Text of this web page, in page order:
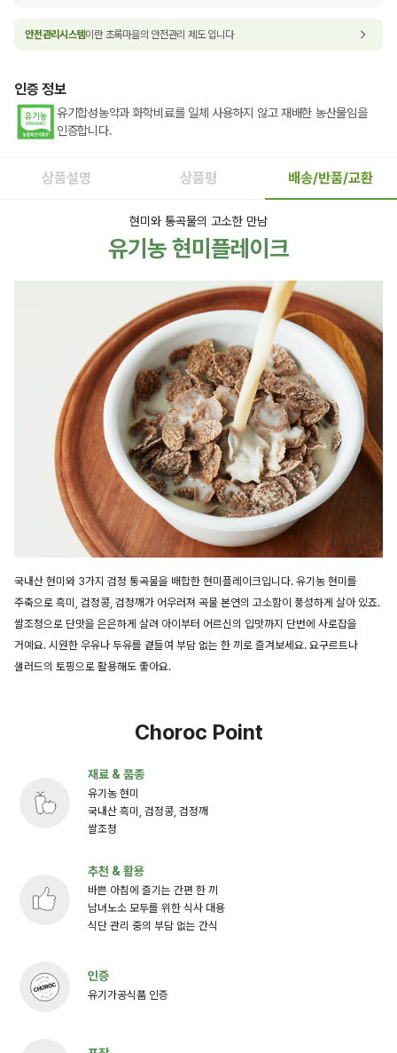
안전관리시스템이란 초록마을의 안전관리 제도 입니다
인증 정보
유기합성농약과 화학비료를 일체 사용하지 않고 재배한 농산물임을
인증합니다.
상품설명 상품평 배송/반품/교환
현미와 통곡물의 고소한 만남
유기농 현미플레이크
국내산 현미와 3가지 검정 통곡물을 배합한 현미플레이크입니다. 유기농 현미를
주축으로 흑미, 검정콩, 검정깨가 어우러져 곡물 본연의 고소함이 풍성하게 살아 있죠.
쌀조청으로 단맛을 은은하게 살려 아이부터 어르신의 입맛까지 단번에 사로잡을
거예요. 시원한 우유나 두유를 곁들여 부담 없는 한 끼로 즐겨보세요. 요구르트나
샐러드의 토핑으로 활용해도 좋아요.
Choroc Point
재료 & 품종
유기농 현미
국내산 흑미, 검정콩, 검정깨
쌀조청
추천 & 활용
바쁜 아침에 즐기는 간편 한 끼
남녀노소 모두를 위한 식사 대용
식단 관리 중의 부담 없는 간식
인증
유기가공식품 인증